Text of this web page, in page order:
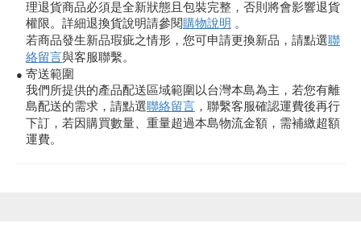
理退貨商品必須是全新狀態且包裝完整，否則將會影響退貨
權限。詳細退換貨說明請參閱購物說明 。
若商品發生新品瑕疵之情形，您可申請更換新品，請點選聯
絡留言與客服聯繫。
● 寄送範圍
我們所提供的產品配送區域範圍以台灣本島為主，若您有離
島配送的需求，請點選聯絡留言 ，聯繫客服確認運費後再行
下訂，若因購買數量、重量超過本島物流金額，需補繳超額
運費。